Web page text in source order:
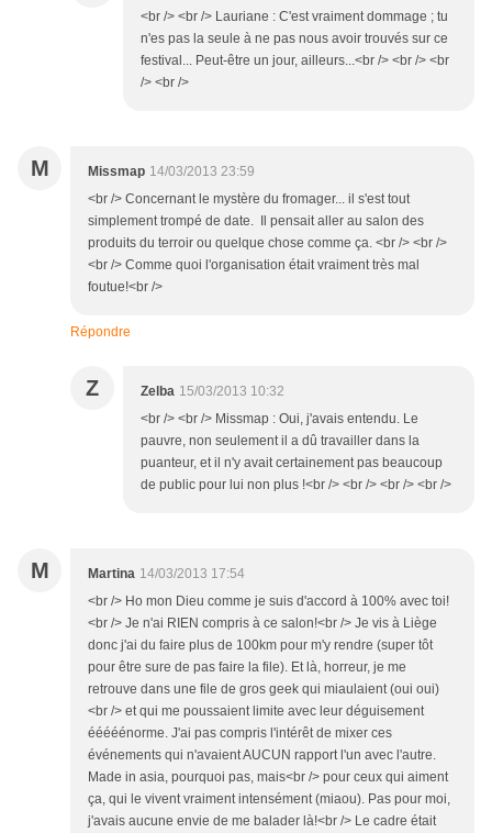
<br /> <br /> Lauriane : C'est vraiment dommage ; tu
n'es pas la seule à ne pas nous avoir trouvés sur ce
festival... Peut-être un jour, ailleurs...<br /> <br /> <br
/> <br />
M Missmap 14/03/2013 23:59
<br /> Concernant le mystère du fromager... il s'est tout
simplement trompé de date. Il pensait aller au salon des
produits du terroir ou quelque chose comme ça. <br /> <br />
<br /> Comme quoi l'organisation était vraiment très mal
foutue!<br />
Répondre
Z Zelba 15/03/2013 10:32
<br /> <br /> Missmap : Oui, j'avais entendu. Le
pauvre, non seulement il a dû travailler dans la
puanteur, et il n'y avait certainement pas beaucoup
de public pour lui non plus !<br /> <br /> <br /> <br />
M Martina 14/03/2013 17:54
<br /> Ho mon Dieu comme je suis d'accord à 100% avec toi!
<br /> Je n'ai RIEN compris à ce salon!<br /> Je vis à Liège
donc j'ai du faire plus de 100km pour m'y rendre (super tôt
pour être sure de pas faire la file). Et là, horreur, je me
retrouve dans une file de gros geek qui miaulaient (oui oui)
<br /> et qui me poussaient limite avec leur déguisement
ééééénorme. J'ai pas compris l'intérêt de mixer ces
événements qui n'avaient AUCUN rapport l'un avec l'autre.
Made in asia, pourquoi pas, mais<br /> pour ceux qui aiment
ça, qui le vivent vraiment intensément (miaou). Pas pour moi,
j'avais aucune envie de me balader là!<br /> Le cadre était